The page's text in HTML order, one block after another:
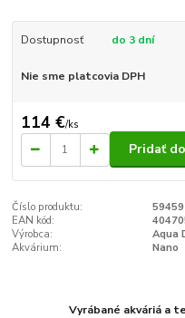
Dostupnosť do 3 dní
Nie sme platcovia DPH
114 €/ks
Pridať
Číslo produktu:
EAN kód:
Výrobca:
Aqua
Akvárium:
Nano
Vyrábané akváriá a